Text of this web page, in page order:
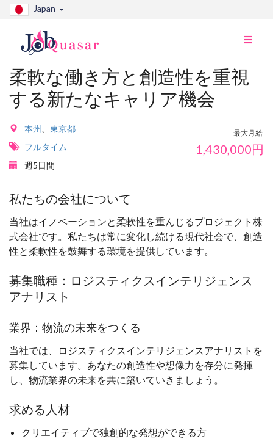
Japan
ナ
り
柔軟な働き方と創造性を重視
する新たなキャリア機会
本州
東京都
フルタイム
週5日間
最大月給
1,430,000円
私たちの会社について
当社はイノベーションと柔軟性を重んじるプロジェクト株
式会社です。私たちは常に変化し続ける現代社会で、創造
性と柔軟性を鼓舞する環境を提供しています。
募集職種：ロジスティクスインテリジェンス
アナリスト
業界：物流の未来をつくる
当社では、ロジスティクスインテリジェンスアナリストを
募集しています。あなたの創造性や想像力を存分に発揮
し、物流業界の未来を共に築いていきましょう。
求める人材
クリエイティブで独創的な発想ができる方